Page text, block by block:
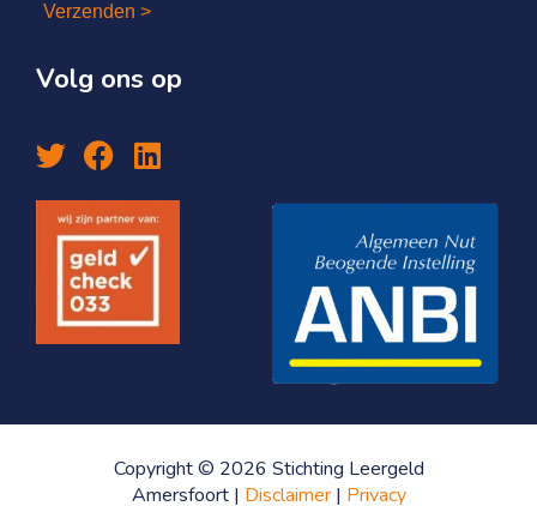
Verzenden >
Volg ons op
Copyright © 2026 Stichting Leergeld
Amersfoort | Disclaimer| Privacy